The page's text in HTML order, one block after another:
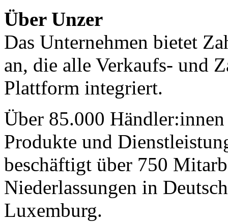
Über Unzer
Das Unternehmen bietet
an, die alle Verkaufs- und
Plattform integriert.
Über 85.000
Produkte und
beschäftigt über 750
Niederlassungen in
Luxemburg.